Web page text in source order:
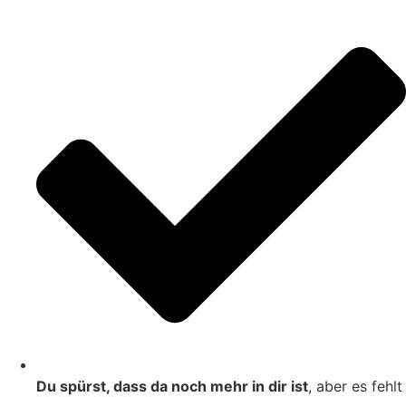
Du spürst, dass da noch mehr in dir ist, aber es fehlt